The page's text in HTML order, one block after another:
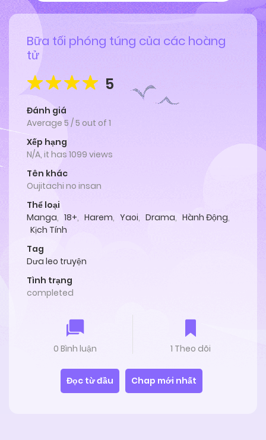
Bữa tối phóng túng của các hoàng
tử
5
Đánh giá
Average 5 /5 out of 1
Xếp hạng
N/A, it has 1099 views
Tên khác
Oujitachi no insan
Thể loại
Manga, 18+, Harem, Yaoi, Drama, Hành Động,
Kịch Tính
Tag
Dưa leo truyện
Tình trạng
completed
0 Bình luận 1 Theo dõi
Đọc từ đầu Chap mới nhất